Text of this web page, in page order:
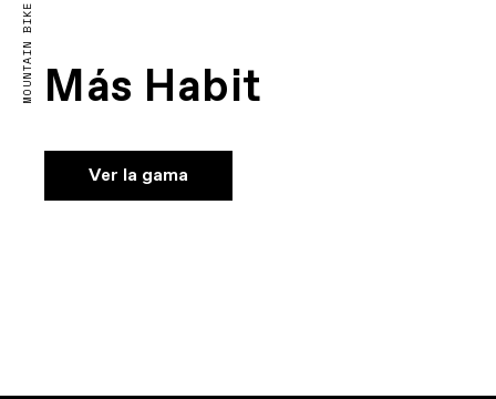
MOUNTAIN BIKE Más Habit
Ver la gama